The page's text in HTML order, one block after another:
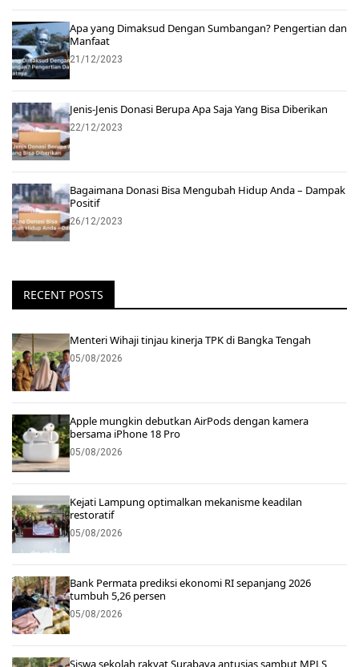
Apa yang Dimaksud Dengan Sumbangan? Pengertian dan
Manfaat
21/12/2023
Jenis-Jenis Donasi Berupa Apa Saja Yang Bisa Diberikan
22/12/2023
Bagaimana Donasi Bisa Mengubah Hidup Anda – Dampak
Positif
26/12/2023
RECENT POSTS
Menteri Wihaji tinjau kinerja TPK di Bangka Tengah
05/08/2026
Apple mungkin debutkan AirPods dengan kamera
bersama iPhone 18 Pro
05/08/2026
Kejati Lampung optimalkan mekanisme keadilan
restoratif
05/08/2026
Bank Permata prediksi ekonomi RI sepanjang 2026
tumbuh 5,26 persen
05/08/2026
Siswa sekolah rakyat Surabaya antusias sambut MPLS